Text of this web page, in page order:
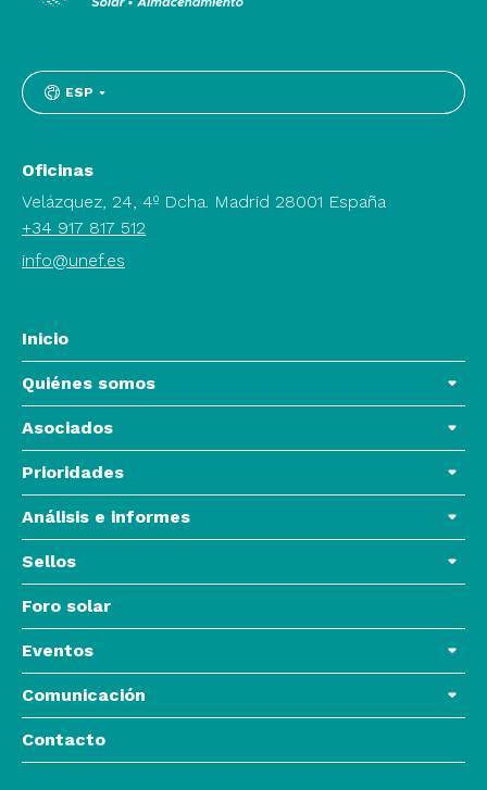
ESP
Oficinas
Velázquez, 24, 4º Dcha. Madrid 28001 España
+34 917 817 512
info@unef.es
Inicio
Quiénes somos
Asociados
Prioridades
Análisis e informes
Sellos
Foro solar
Eventos
Comunicación
Contacto